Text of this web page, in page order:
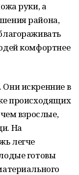
руки, а
района,
комфортнее
искренние в
происходящих
взрослые,
На
легче
готовы